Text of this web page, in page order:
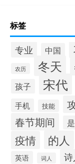
标签
专业 中国
农历 冬天
孩子 宋代
手机
技能
春节期间
疫情 的人
英语 词人 诗